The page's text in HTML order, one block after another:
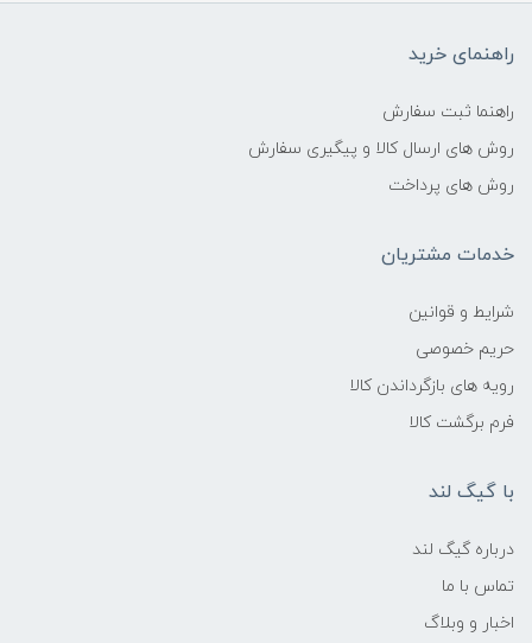
راهنمای خرید
راهنما ثبت سفارش
روش های ارسال کالا و پیگیری سفارش
روش های پرداخت
خدمات مشتریان
شرایط و قوانین
حریم خصوصی
رویه های بازگرداندن کالا
فرم برگشت کالا
با گیگ لند
درباره گیگ لند
تماس با ما
اخبار و وبلاگ